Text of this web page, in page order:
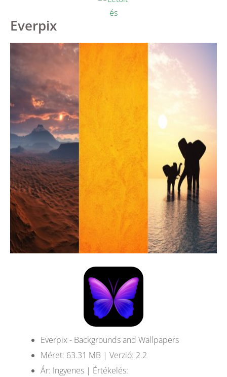
Everpix
Everpix - Backgrounds and Wallpapers
Méret: 63.31 MB | Verzió: 2.2
Ár: Ingyenes | Értékelés: